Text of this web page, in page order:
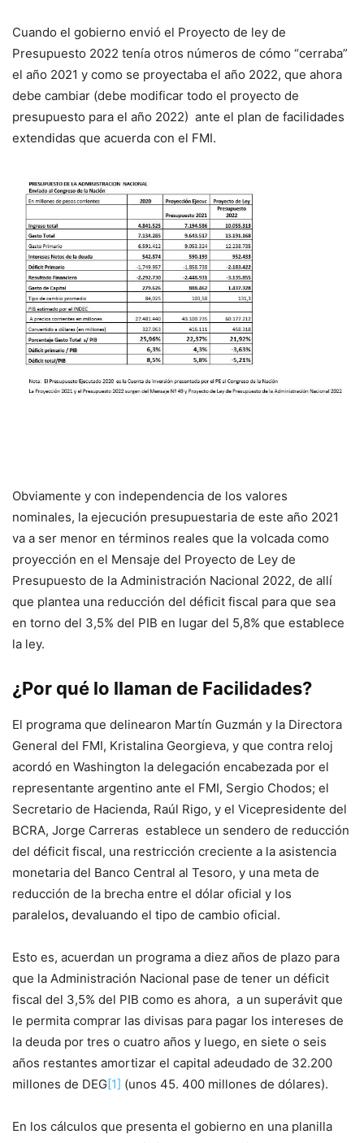
Cuando el gobierno envió el Proyecto de ley de
Presupuesto 2022 tenía otros números de cómo “cerraba”
el año 2021 y como se proyectaba el año 2022, que ahora
debe cambiar (debe modificar todo el proyecto de
presupuesto para el año 2022) ante el plan de facilidades
extendidas que acuerda con el FMI.
Obviamente y con independencia de los valores
nominales, la ejecución presupuestaria de este año 2021
va a ser menor en términos reales que la volcada como
proyección en el Mensaje del Proyecto de Ley de
Presupuesto de la Administración Nacional 2022, de allí
que plantea una reducción del déficit fiscal para que sea
en torno del 3,5% del PIB en lugar del 5,8% que establece
la ley.
¿Por qué lo llaman de Facilidades?
El programa que delinearon Martín Guzmán y la Directora
General del FMI, Kristalina Georgieva, y que contra reloj
acordó en Washington la delegación encabezada por el
representante argentino ante el FMI, Sergio Chodos; el
Secretario de Hacienda, Raúl Rigo, y el Vicepresidente del
BCRA, Jorge Carreras establece un sendero de reducción
del déficit fiscal, una restricción creciente a la asistencia
monetaria del Banco Central al Tesoro, y una meta de
reducción de la brecha entre el dólar oficial y los
paralelos, devaluando el tipo de cambio oficial.
Esto es, acuerdan un programa a diez años de plazo para
que la Administración Nacional pase de tener un déficit
fiscal del 3,5% del PIB como es ahora, a un superávit que
le permita comprar las divisas para pagar los intereses de
la deuda por tres o cuatro años y luego, en siete o seis
años restantes amortizar el capital adeudado de 32.200
millones de DEG[1] (unos 45. 400 millones de dólares).
En los cálculos que presenta el gobierno en una planilla